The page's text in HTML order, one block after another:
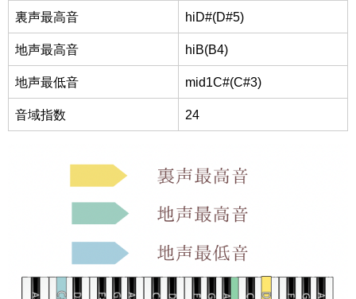
裏声最高音 hiD#(D#5)
地声最高音 hiB(B4)
地声最低音 mid1C#(C#3)
音域指数 24